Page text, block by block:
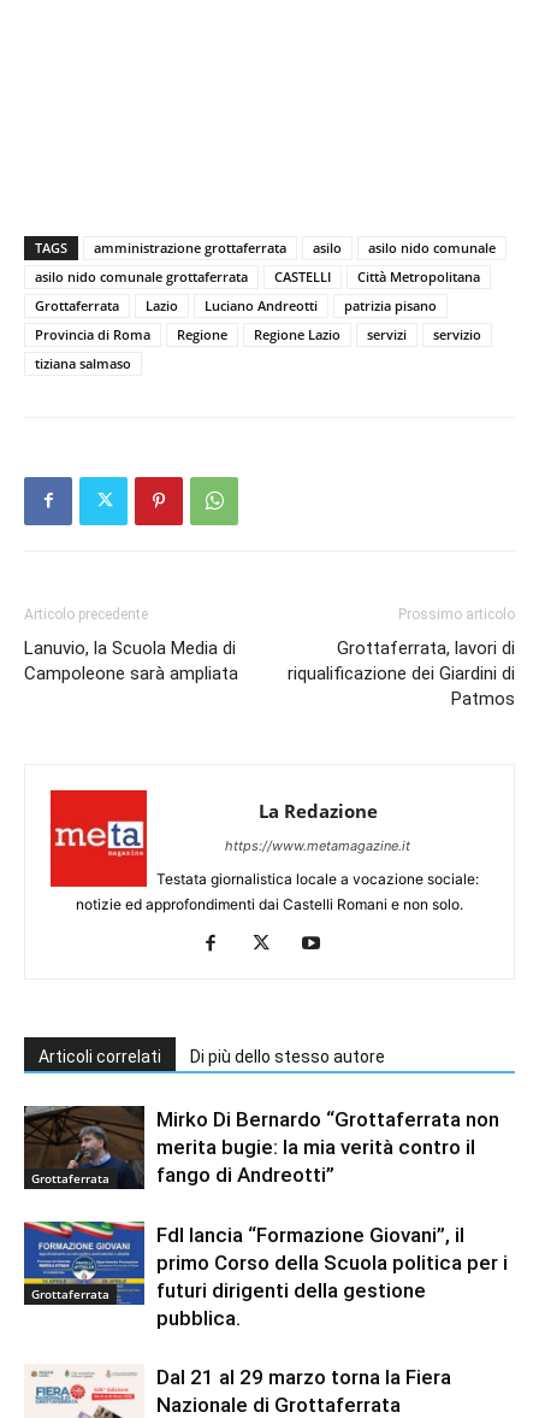
TAGS amministrazione grottaferrata asilo
asilo nido comunale
asilo nido comunale grottaferrata
CASTELLI
Città Metropolitana
Grottaferrata
Lazio Luciano Andreotti
patrizia pisano
Provincia di Roma
Regione Regione Lazio servizi
servizio
tiziana salmaso
Articolo precedente
Lanuvio, la Scuola Media di
Campoleone sarà ampliata
Prossimo articolo
Grottaferrata, lavori di
riqualificazione dei Giardini di
Patmos
La Redazione
https://www.metamagazine.it
Testata giornalistica locale a vocazione sociale:
notizie ed approfondimenti dai Castelli Romani e non solo.
Articoli correlati Di più dello stesso autore
Grottaferrata
Mirko Di Bernardo “Grottaferrata non
merita bugie: la mia verità contro il
fango di Andreotti”
Grottaferrata
FdI lancia “Formazione Giovani”, il
primo Corso della Scuola politica per i
futuri dirigenti della gestione
pubblica.
Dal 21 al 29 marzo torna la Fiera
Nazionale di Grottaferrata